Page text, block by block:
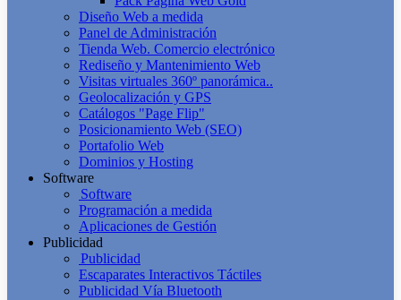
Diseño Web a medida
Panel de Administración
Tienda Web. Comercio electrónico
Rediseño y Mantenimiento Web
Visitas virtuales 360º panorámica..
Geolocalización y GPS
Catálogos "Page Flip"
Posicionamiento Web (SEO)
Portafolio Web
Dominios y Hosting
Software
Software
Programación a medida
Aplicaciones de Gestión
Publicidad
Publicidad
Escaparates Interactivos Táctiles
Publicidad Vía Bluetooth